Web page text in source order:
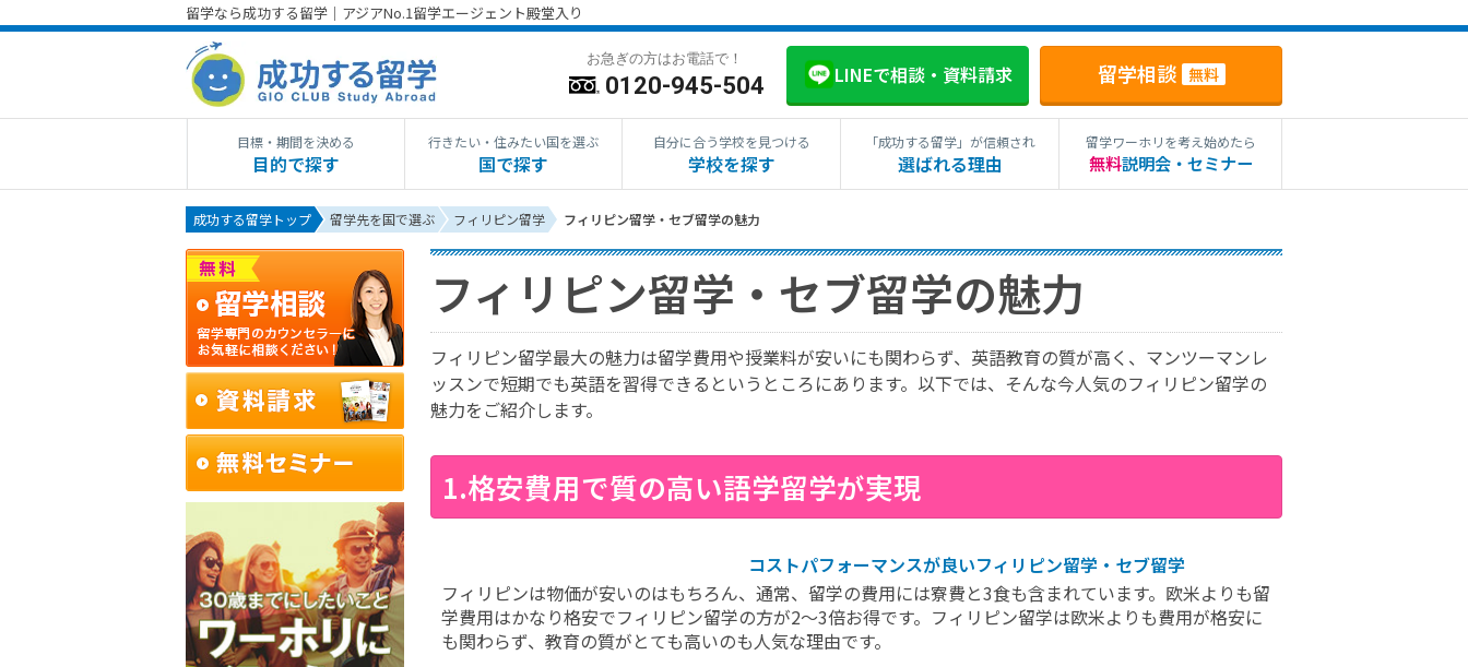
留学なら成功する留学｜アジアNo.1留学エージェント殿堂入り
お急ぎの方はお電話で！
0120-945-504 LINEで相談・資料請求 留学相談 無料
目標・期間を決める
目的で探す
行きたい・住みたい国を選ぶ
国で探す
自分に合う学校を見つける
学校を探す
「成功する留学」が信頼され
選ばれる理由
留学ワーホリを考え始めたら
無料説明会・セミナー
成功する留学トップ 留学先を国で選ぶ フィリピン留学 フィリピン留学・セブ留学の魅力
フィリピン留学・セブ留学の魅力
フィリピン留学最大の魅力は留学費用や授業料が安いにも関わらず、英語教育の質が高く、マンツーマンレ
ッスンで短期でも英語を習得できるというところにあります。以下では、そんな今人気のフィリピン留学の
魅力をご紹介します。
1.格安費用で質の高い語学留学が実現
コストパフォーマンスが良いフィリピン留学・セブ留学
フィリピンは物価が安いのはもちろん、通常、留学の費用には寮費と3食も含まれています。欧米よりも留
学費用はかなり格安でフィリピン留学の方が2～3倍お得です。フィリピン留学は欧米よりも費用が格安に
も関わらず、教育の質がとても高いのも人気な理由です。